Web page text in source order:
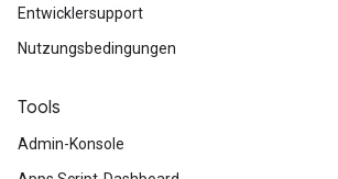
Entwicklersupport
Nutzungsbedingungen
Tools
Admin-Konsole